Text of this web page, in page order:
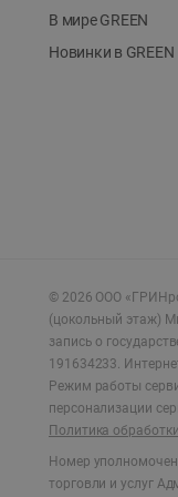
В мире GREEN
Новинки в GREEN
© 2026 ООО
(цокольный этаж)
запись о
191634233.
Режим работы
персонализации
Политика
Номер
торговли и услуг